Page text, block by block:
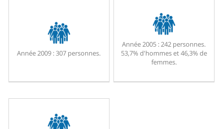
Année 2009 :307 personnes.
Année 2005 :242 personnes.
53,7% d'hommes et 46,3% de
femmes.